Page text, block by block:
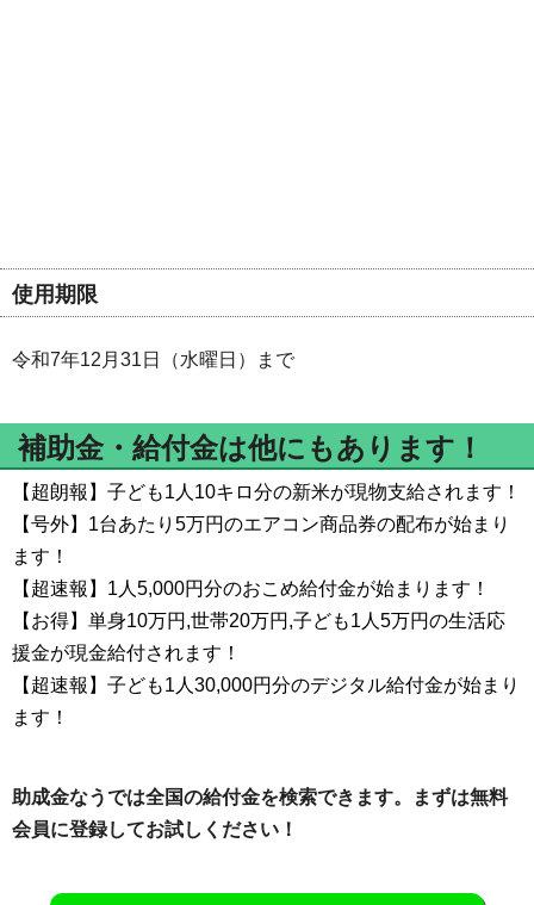
使用期限
令和7年12月31日（水曜日）まで
補助金・給付金は他にもあります！
【超朗報】子ども1人10キロ分の新米が現物支給されます！
【号外】1台あたり5万円のエアコン商品券の配布が始まり
ます！
【超速報】1人5,000円分のおこめ給付金が始まります！
【お得】単身10万円,世帯20万円,子ども1人5万円の生活応
援金が現金給付されます！
【超速報】子ども1人30,000円分のデジタル給付金が始まり
ます！
助成金なうでは全国の給付金を検索できます。まずは無料
会員に登録してお試しください！